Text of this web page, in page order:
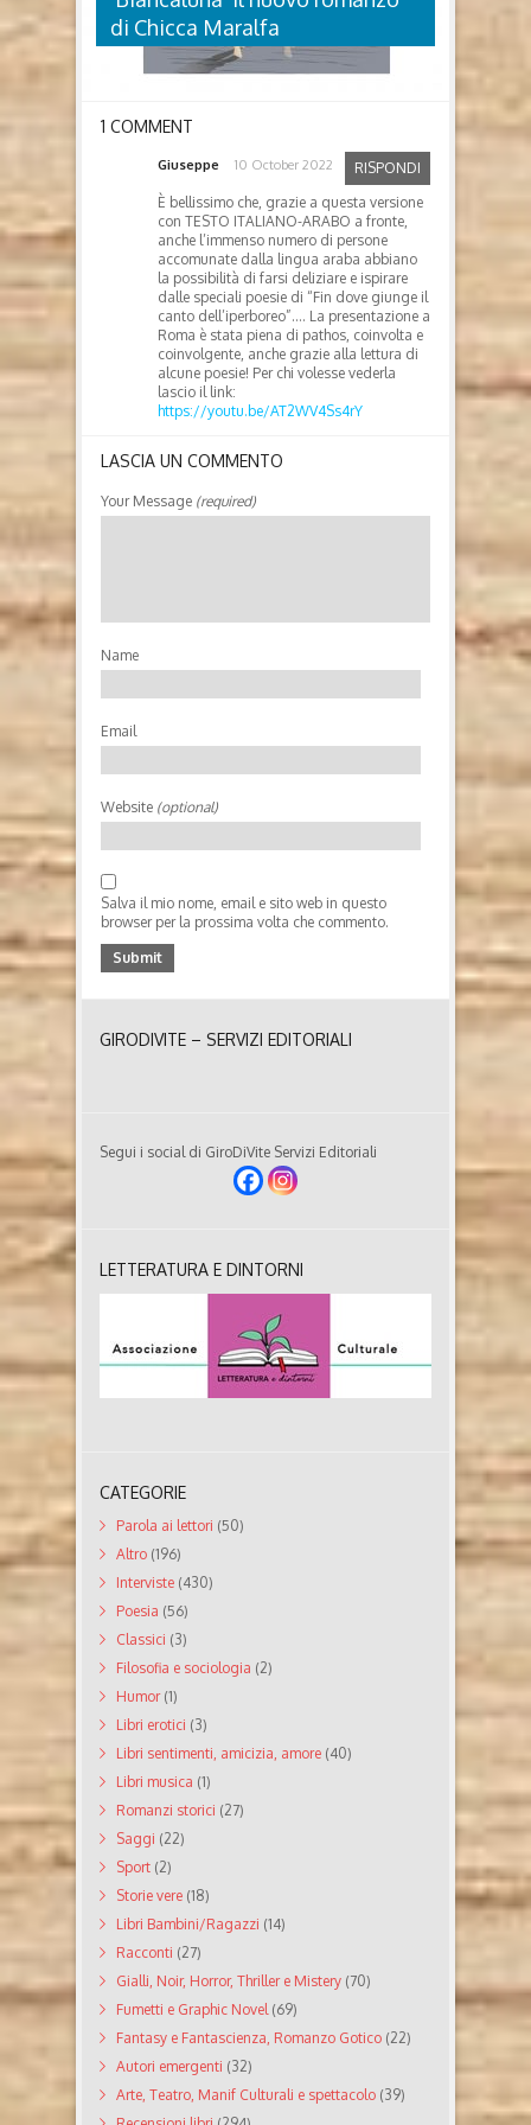
di Chicca Maralfa
'BIANCALUNA' IL NUOVO
ROMANZO DI CHICCA MARALFA
Biancaluna di Chicca Maralfa (Les Flâneurs Edizioni,
2026) Chi è Chicca Maralfa Barese, giornalista
professionista, ha collaborato con La Gazzetta del
Mezzogiorno, Ciao 2001 e Music, Antenna Sud e
Rete 4. È responsabile dell’ufficio stampa di
Unioncamere Puglia. Nell’ottobre...
1 COMMENT
Giuseppe 10 October 2022
RISPONDI
È bellissimo che, grazie a questa versione
con TESTO ITALIANO-ARABO a fronte,
anche l’immenso numero di persone
accomunate dalla lingua araba abbiano
la possibilità di farsi deliziare e ispirare
dalle speciali poesie di “Fin dove giunge il
canto dell’iperboreo”…. La presentazione a
Roma è stata piena di pathos, coinvolta e
coinvolgente, anche grazie alla lettura di
alcune poesie! Per chi volesse vederla
lascio il link:
https://youtu.be/AT2WV4Ss4rY
LASCIA UN COMMENTO
Your Message (required)
Name
Email
Website (optional)
Salva il mio nome, email e sito web in questo
browser per la prossima volta che commento.
GIRODIVITE – SERVIZI EDITORIALI
Segui i social di GiroDiVite Servizi Editoriali
LETTERATURA E DINTORNI
CATEGORIE
Parola ai lettori (50)
Altro (196)
Interviste (430)
Poesia (56)
Classici (3)
Filosofia e sociologia (2)
Humor(1)
Libri erotici (3)
Libri sentimenti, amicizia, amore (40)
Libri musica (1)
Romanzi storici (27)
Saggi (22)
Sport (2)
Storie vere (18)
Libri Bambini/Ragazzi (14)
Racconti (27)
Gialli, Noir, Horror, Thriller e Mistery (70)
Fumetti e Graphic Novel (69)
Fantasy e Fantascienza, Romanzo Gotico (22)
Autori emergenti (32)
Arte, Teatro, Manif Culturali e spettacolo (39)